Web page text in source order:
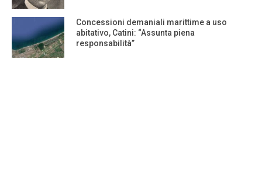
Concessioni demaniali marittime a uso
abitativo, Catini: “Assunta piena
responsabilità”